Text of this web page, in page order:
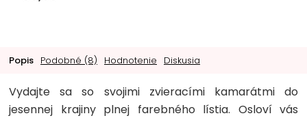
Popis Podobné (8) Hodnotenie Diskusia
Vydajte sa so svojimi zvieracími kamarátmi do
jesennej krajiny plnej farebného lístia. Osloví vás